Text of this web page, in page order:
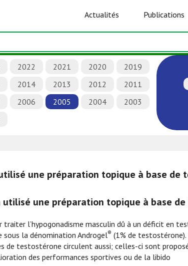
Actualités Publications
2022 2021 2020
2019
2014 2013 2012
2011
2006 2005 2004
2003
une préparation topique à base de
une préparation topique à base
l’hypogonadisme masculin dû à un déficit en
la dénomination Androgel® (1% de
testostérone circulent aussi; celles-ci sont
des performances sportives ou de la libido